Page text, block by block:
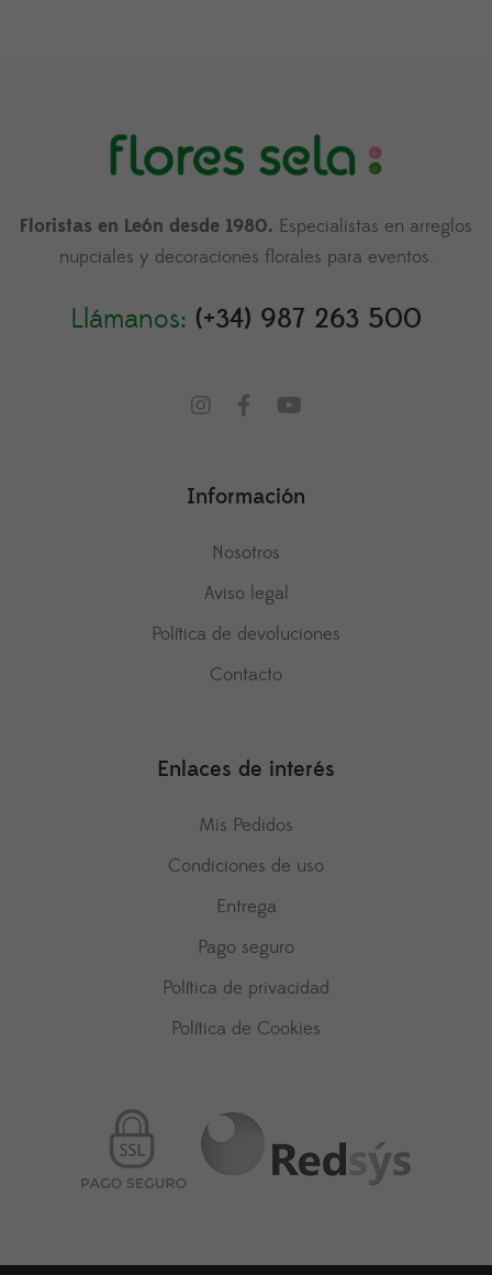
Floristas en León desde 1980. Especialistas en arreglos
nupciales y decoraciones florales para eventos.
Llámanos: (+34) 987 263 500
Información
Nosotros
Aviso legal
Política de devoluciones
Contacto
Enlaces de interés
Mis Pedidos
Condiciones de uso
Entrega
Pago seguro
Política de privacidad
Política de Cookies